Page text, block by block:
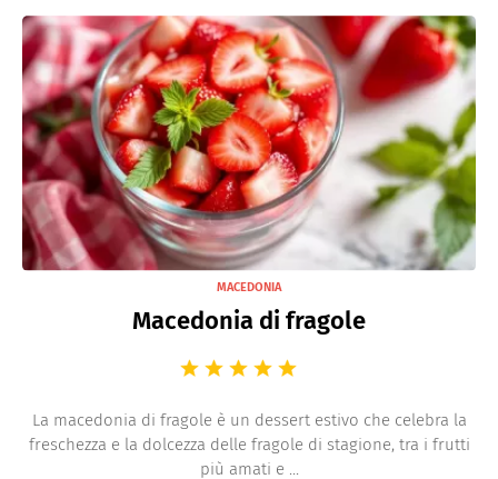
MACEDONIA
Macedonia di fragole
La macedonia di fragole è un dessert estivo che celebra la
freschezza e la dolcezza delle fragole di stagione, tra i frutti
più amati e ...